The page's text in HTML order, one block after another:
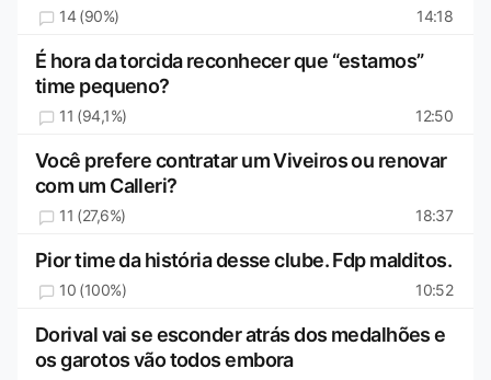
14 (90%) 14:18
É hora da torcida reconhecer que “estamos”
time pequeno?
11 (94,1%) 12:50
Você prefere contratar um Viveiros ou renovar
com um Calleri?
11 (27,6%) 18:37
Pior time da história desse clube. Fdp malditos.
10 (100%) 10:52
Dorival vai se esconder atrás dos medalhões e
os garotos vão todos embora